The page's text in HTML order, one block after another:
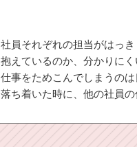
社員それぞれの担当がはっ
抱えているのか、分かりに
仕事をためこんでしまうの
落ち着いた時に、他の社員